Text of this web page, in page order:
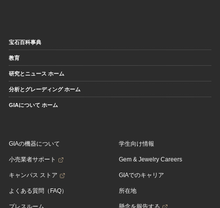
宝石百科事典
教育
研究とニュース ホーム
分析とグレーディング ホーム
GIAについて ホーム
GIAの機器について
小売業者サポート
キャンパス ストア
よくある質問（FAQ）
学生向け情報
Gem & Jewelry Careers
GIAでのキャリア
所在地